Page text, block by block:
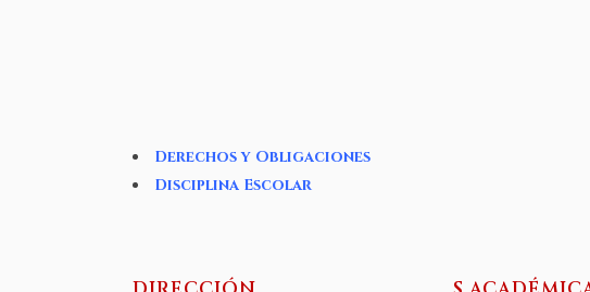
Derechos y Obligaciones
Disciplina Escolar